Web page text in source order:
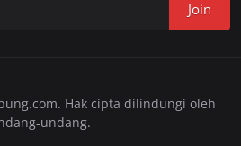
Join
Hak cipta dilindungi oleh
undang.